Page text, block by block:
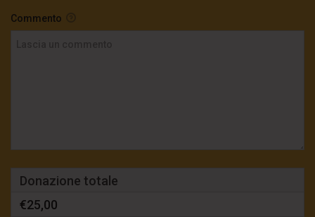
Commento
Donazione totale
€25,00